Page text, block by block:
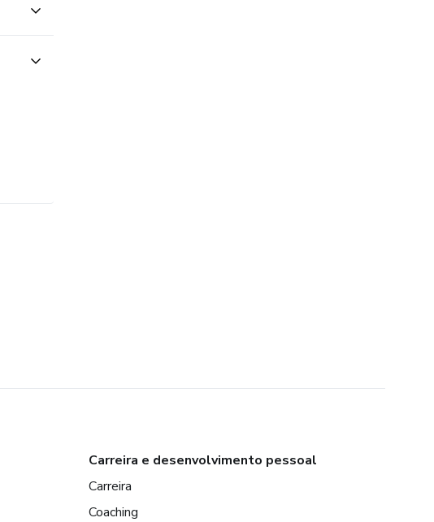
Carreira e desenvolvimento pessoal
Carreira
Coaching